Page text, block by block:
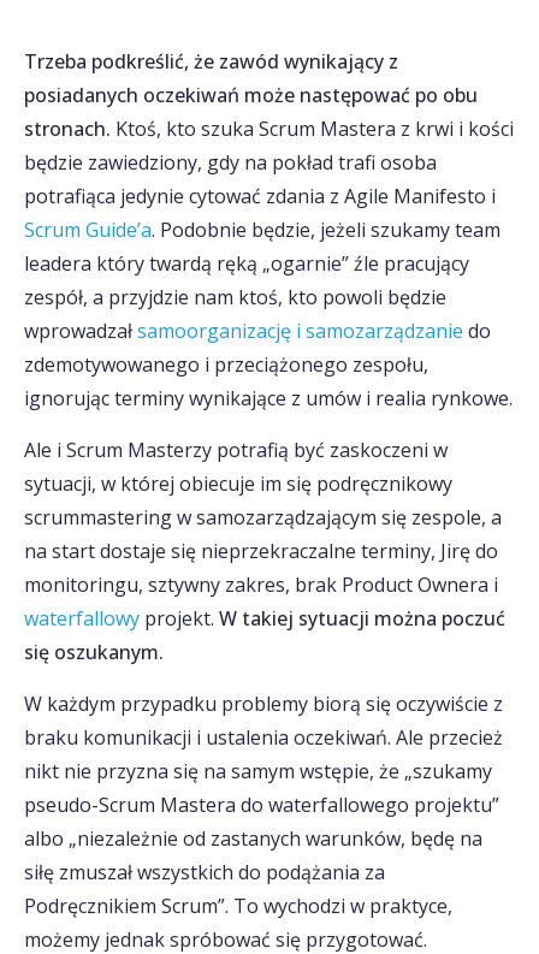
Trzeba podkreślić, że zawód wynikający z
posiadanych oczekiwań może następować po obu
stronach. Ktoś, kto szuka Scrum Mastera z krwi i kości
będzie zawiedziony, gdy na pokład trafi osoba
potrafiąca jedynie cytować zdania z Agile Manifesto i
Scrum Guide’a. Podobnie będzie, jeżeli szukamy team
leadera który twardą ręką „ogarnie” źle pracujący
zespół, a przyjdzie nam ktoś, kto powoli będzie
wprowadzałsamoorganizację i samozarządzanie do
zdemotywowanego i przeciążonego zespołu,
ignorując terminy wynikające z umów i realia rynkowe.
Ale i Scrum Masterzy potrafią być zaskoczeni w
sytuacji, w której obiecuje im się podręcznikowy
scrummastering w samozarządzającym się zespole, a
na start dostaje się nieprzekraczalne terminy, Jirę do
monitoringu, sztywny zakres, brak Product Ownera i
waterfallowy projekt. W takiej sytuacji można poczuć
się oszukanym.
W każdym przypadku problemy biorą się oczywiście z
braku komunikacji i ustalenia oczekiwań. Ale przecież
nikt nie przyzna się na samym wstępie, że „szukamy
pseudo-Scrum Mastera do waterfallowego projektu”
albo „niezależnie od zastanych warunków, będę na
siłę zmuszał wszystkich do podążania za
Podręcznikiem Scrum”. To wychodzi w praktyce,
możemy jednak spróbować się przygotować.